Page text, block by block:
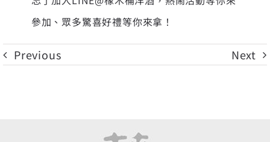
參加、眾多驚喜好禮等你來拿！
Previous Next